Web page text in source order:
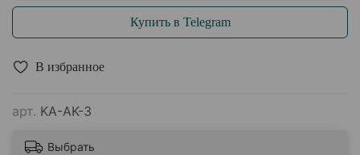
В избранное
арт. KA-AK-3
Купить в Telegram
Выбрать